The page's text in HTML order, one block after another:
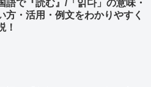
語で『読む』/「읽다」の意味・
方・活用・例文をわかりやすく
！